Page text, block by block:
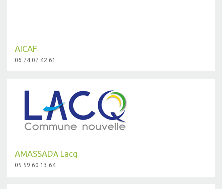
AICAF
06 74 07 42 61
AMASSADA Lacq
05 59 60 13 64